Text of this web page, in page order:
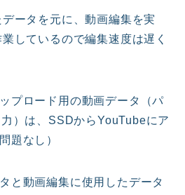
ータを元に、動画編集を実
しているので編集速度は遅く
プロード用の動画データ（パ
）は、SSDからYouTubeにア
題なし）
と動画編集に使用したデータ